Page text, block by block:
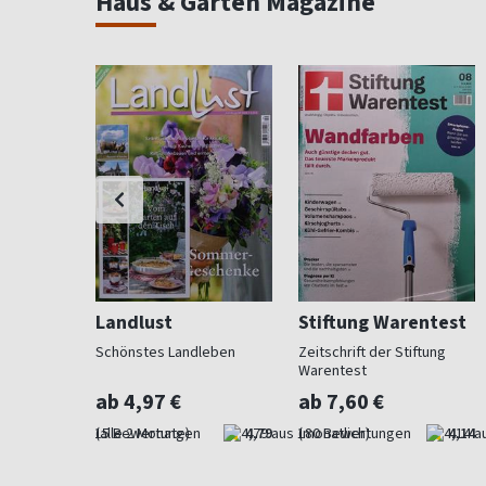
Landlust
Schönstes Landleben
ab 4,97 €
(alle 2 Monate) 4,79
Stiftung Warentest
Zeitschrift der Stiftung
Warentest
ab 7,60 €
(monatlich) 4,14